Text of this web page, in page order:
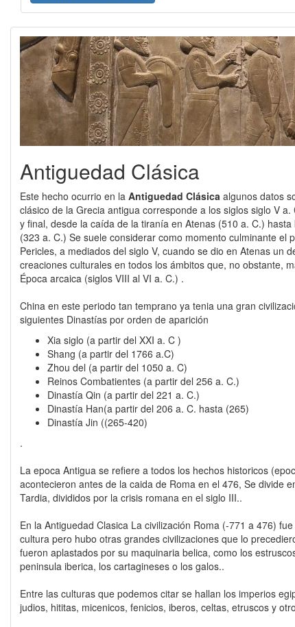
Antiguedad Clásica
Este hecho ocurrio en la Antiguedad Clásica algunos datos
clásico de la Grecia antigua corresponde a los siglos siglo V
y final, desde la caída de la tiranía en Atenas (510 a. C.)
(323 a. C.) Se suele considerar como momento culminante el
Pericles, a mediados del siglo V, cuando se dio en Atenas un
creaciones culturales en todos los ámbitos que, no obstante,
Época arcaica (siglos VIII al VI a. C.) .
China en este periodo tan temprano ya tenia una gran
siguientes Dinastías por orden de aparición
Xia siglo (a partir del XXI a. C )
Shang (a partir del 1766 a.C)
Zhou del (a partir del 1050 a. C)
Reinos Combatientes (a partir del 256 a. C.)
Dinastía Qin (a partir del 221 a. C.)
Dinastía Han(a partir del 206 a. C. hasta (265)
Dinastía Jin ((265-420)
.
La epoca Antigua se refiere a todos los hechos historicos
acontecieron antes de la caida de Roma en el 476, Se divide
Tardia, divididos por la crisis romana en el siglo III..
En la Antiguedad Clasica La civilización Roma (-771 a 476)
cultura pero hubo otras grandes civilizaciones que lo
fueron aplastados por su maquinaria belica, como los
peninsula iberica, los cartagineses o los galos..
Entre las culturas que podemos citar se hallan los imperios
judios, hititas, micenicos, fenicios, iberos, celtas, etruscos y